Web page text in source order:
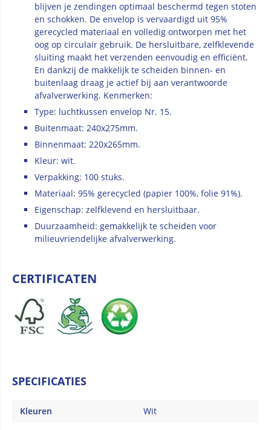
blijven je zendingen optimaal beschermd tegen stoten
en schokken. De envelop is vervaardigd uit 95%
gerecycled materiaal en volledig ontworpen met het
oog op circulair gebruik. De hersluitbare, zelfklevende
sluiting maakt het verzenden eenvoudig en efficiënt.
En dankzij de makkelijk te scheiden binnen- en
buitenlaag draag je actief bij aan verantwoorde
afvalverwerking. Kenmerken:
Type: luchtkussen envelop Nr. 15.
Buitenmaat: 240x275mm.
Binnenmaat: 220x265mm.
Kleur: wit.
Verpakking: 100 stuks.
Materiaal: 95% gerecycled (papier 100%, folie 91%).
Eigenschap: zelfklevend en hersluitbaar.
Duurzaamheid: gemakkelijk te scheiden voor
milieuvriendelijke afvalverwerking.
CERTIFICATEN
SPECIFICATIES
Kleuren
Wit